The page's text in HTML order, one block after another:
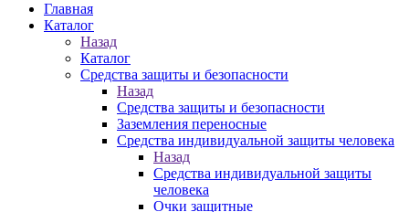
Главная
Каталог
Назад
Каталог
Средства защиты и безопасности
Назад
Средства защиты и безопасности
Заземления переносные
Средства индивидуальной защиты человека
Назад
Средства индивидуальной защиты
человека
Очки защитные